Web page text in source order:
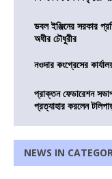
ডবল ইঞ্জিনের সরকার
অধীর চৌধুরীর
নওদার কংগ্রেসের
প্রাক্তন ফেডারেশন
প্রত্যাহার করলেন
NEWS IN